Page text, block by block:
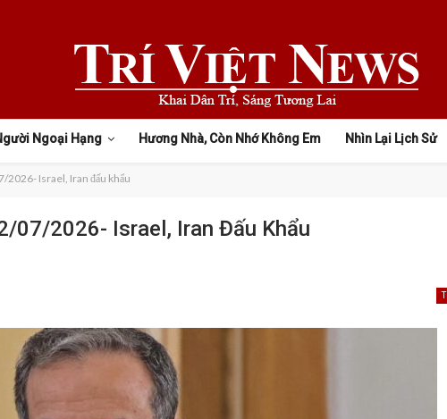
Ngoại Hạng Hương Nhà, Còn Nhớ Không Em Nhìn Lại Lịch Sử
2026- Israel, Iran đấu khẩu
07/2026- Israel, Iran Đấu Khẩu